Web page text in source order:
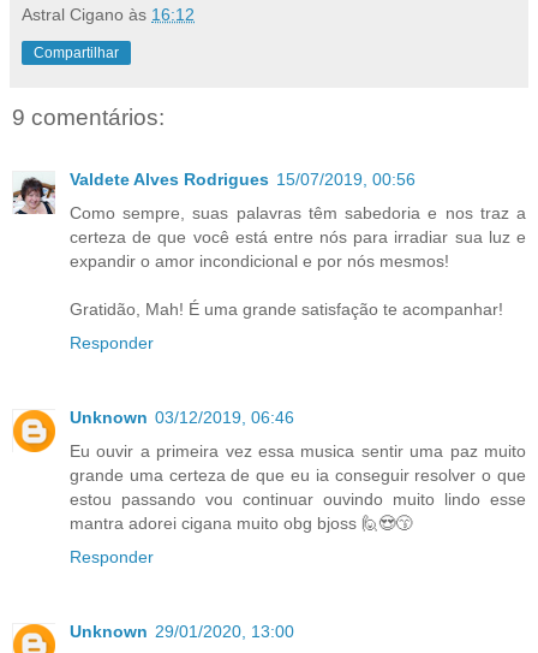
Astral Cigano às 16:12
Compartilhar
9 comentários:
Valdete Alves Rodrigues 15/07/2019, 00:56
Como sempre, suas palavras têm sabedoria e nos traz a
certeza de que você está entre nós para irradiar sua luz e
expandir o amor incondicional e por nós mesmos!
Gratidão, Mah! É uma grande satisfação te acompanhar!
Responder
Unknown 03/12/2019, 06:46
Eu ouvir a primeira vez essa musica sentir uma paz muito
grande uma certeza de que eu ia conseguir resolver o que
estou passando vou continuar ouvindo muito lindo esse
mantra adorei cigana muito obg bjoss 🙋😍😙
Responder
Unknown 29/01/2020, 13:00